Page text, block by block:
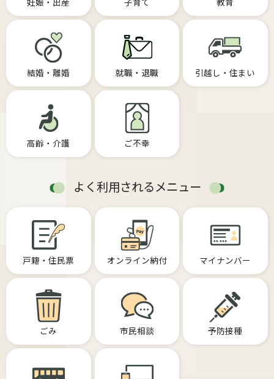
結婚・離婚 就職・退職 引越し・住まい
高齢・介護 ご不幸
よく利用されるメニュー
戸籍・住民票 オンライン納付 マイナンバー
ごみ 市民相談 予防接種